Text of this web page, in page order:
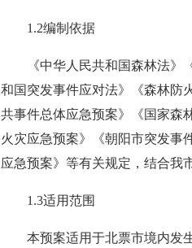
1.2编制依据
《中华人民共和国森林法
和国突发事件应对法》《森林防
共事件总体应急预案》《国家森
火灾应急预案》《朝阳市突发事
应急预案》等有关规定，结合我
1.3适用范围
本预案适用于北票市境内发